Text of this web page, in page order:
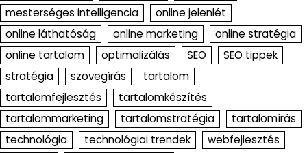
mesterséges intelligencia
online jelenlét
online láthatóság
online marketing
online stratégia
online tartalom
optimalizálás SEO
SEO tippek
stratégia
szövegírás
tartalom
tartalomfejlesztés
tartalomkészítés
tartalommarketing
tartalomstratégia
tartalomírás
technológia
technológiai trendek
webfejlesztés